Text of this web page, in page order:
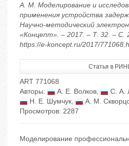
А. М. Моделирование и
применения устройства
Научно-методический
«Концепт». – 2017. – Т. 32. – С.
https://e-koncept.ru/2017/
Статья в
ART 771068
Авторы:
А. Е. Волков, С. А.
Н. Е. Шумчук,
А. М.
Просмотров: 2287
Моделирование